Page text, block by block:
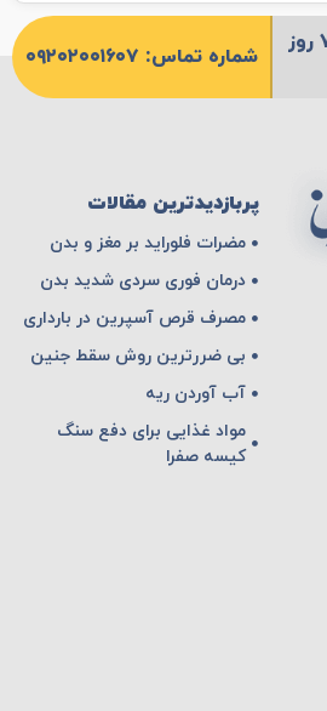
پشتیبانی 24 ساعته، 7 روز
شماره تماس: ۰۹۲۰۲۰۰۱۶۰۷
پربازدیدترین مقالات
مضرات فلوراید بر مغز و بدن
درمان فوری سردی شدید بدن
مصرف قرص آسپرین در بارداری
بی ضررترین روش سقط جنین
آب آوردن ریه
مواد غذایی برای دفع سنگ
کیسه صفرا